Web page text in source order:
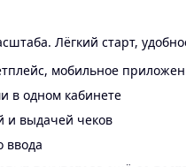
Лёгкий старт,
мобильное
в одном кабинете
и выдачей чеков
ввода